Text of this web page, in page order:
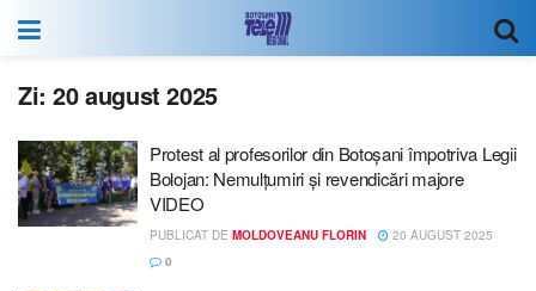
Zi:20 august 2025
Protest al profesorilor din Botoșani împotriva Legii
Bolojan: Nemulțumiri și revendicări majore
VIDEO
PUBLICAT DE MOLDOVEANU FLORIN
20 AUGUST 2025
0